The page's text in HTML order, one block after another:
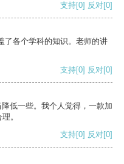
支持[0] 反对[0]
了各个学科的知识。老师的讲
支持[0] 反对[0]
低一些。我个人觉得，一款加
。
支持[0] 反对[0]